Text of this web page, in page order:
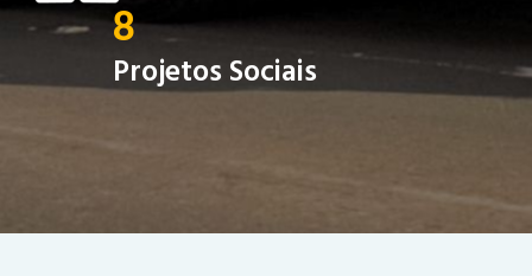
8
Projetos Sociais